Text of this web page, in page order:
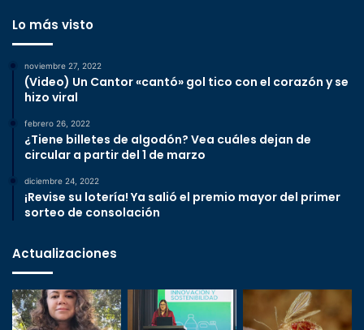
Lo más visto
noviembre 27, 2022
(Video) Un Cantor «cantó» gol tico con el corazón y se
hizo viral
febrero 26, 2022
¿Tiene billetes de algodón? Vea cuáles dejan de
circular a partir del 1 de marzo
diciembre 24, 2022
¡Revise su lotería! Ya salió el premio mayor del primer
sorteo de consolación
Actualizaciones